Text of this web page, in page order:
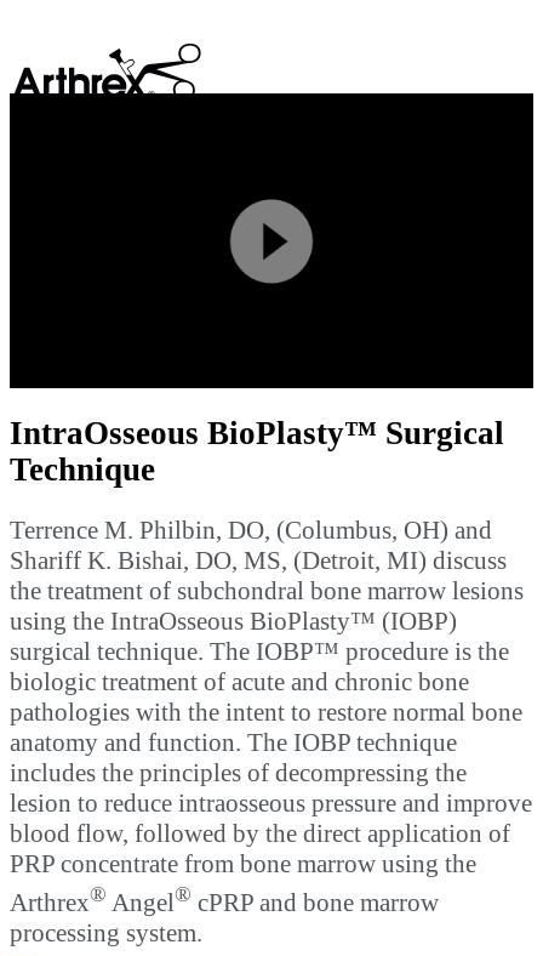
Play
Video
IntraOsseous BioPlasty™ Surgical
Technique
Terrence M. Philbin, DO, (Columbus, OH) and
Shariff K. Bishai, DO, MS, (Detroit, MI) discuss
the treatment of subchondral bone marrow lesions
using the IntraOsseous BioPlasty™ (IOBP)
surgical technique. The IOBP™ procedure is the
biologic treatment of acute and chronic bone
pathologies with the intent to restore normal bone
anatomy and function. The IOBP technique
includes the principles of decompressing the
lesion to reduce intraosseous pressure and improve
blood flow, followed by the direct application of
PRP concentrate from bone marrow using the
Arthrex® Angel® cPRP and bone marrow
processing system.